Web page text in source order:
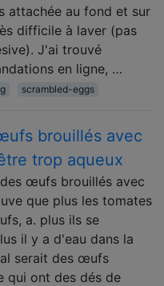
attachée au fond et sur
difficile à laver (pas
J'ai trouvé
en ligne, …
scrambled-eggs
brouillés avec
trop aqueux
œufs brouillés avec
que plus les tomates
a. plus ils se
il y a d'eau dans la
serait des œufs
qui ont des dés de